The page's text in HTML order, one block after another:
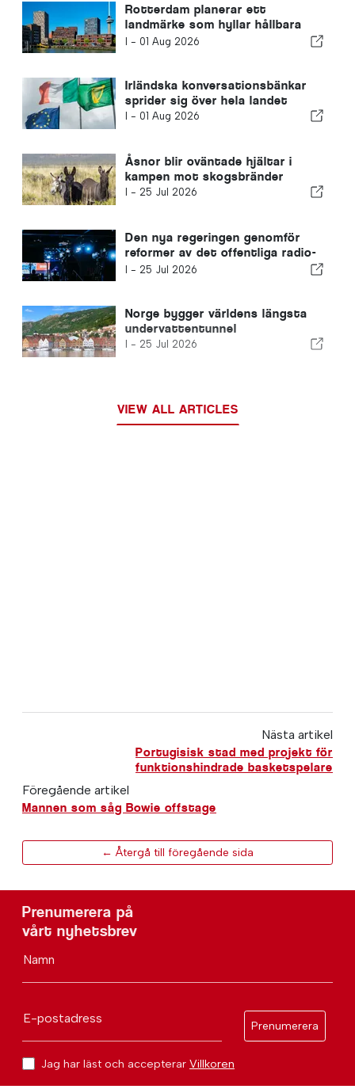
Rotterdam planerar ett
landmärke som hyllar hållbara
lösningar
I - 01 Aug 2026
Irländska konversationsbänkar
sprider sig över hela landet
I - 01 Aug 2026
Åsnor blir oväntade hjältar i
kampen mot skogsbränder
I - 25 Jul 2026
Den nya regeringen genomför
reformer av det offentliga radio-
och tv-systemet
I - 25 Jul 2026
Norge bygger världens längsta
undervattentunnel
I - 25 Jul 2026
VIEW ALL ARTICLES
Nästa artikel
Portugisisk stad med projekt för
funktionshindrade basketspelare
Föregående artikel
Mannen som såg Bowie offstage
← Återgå till föregående sida
Prenumerera på
vårt nyhetsbrev
Namn
E-postadress
Prenumerera
Jag har läst och accepterar Villkoren